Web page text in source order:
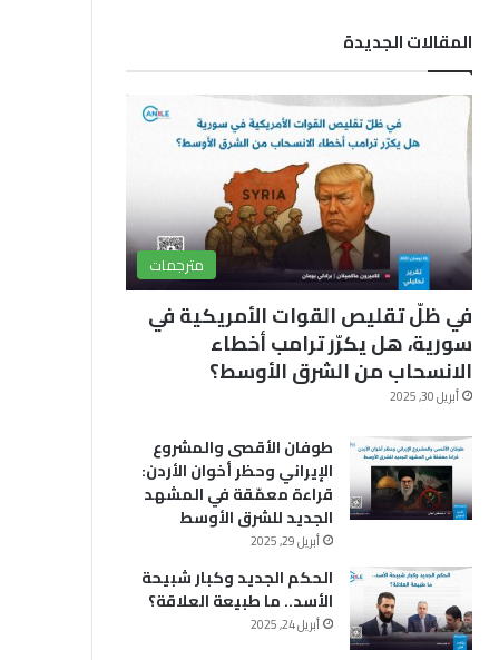
ب
و
ك
T
u
b
e
ر
ا
المقالات الجديدة
مترجمات
في ظلّ تقليص القوات الأمريكية في
سورية، هل يكرّر ترامب أخطاء
الانسحاب من الشرق الأوسط؟
أبريل 30, 2025
طوفان الأقصى والمشروع
الإيراني وحظر أخوان الأردن:
قراءة معمّقة في المشهد
الجديد للشرق الأوسط
أبريل 29, 2025
الحكم الجديد وكبار شبيحة
الأسد.. ما طبيعة العلاقة؟
أبريل 24, 2025